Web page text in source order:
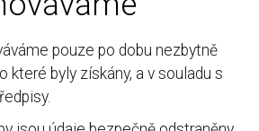
pouze po dobu nezbytně
které byly získány, a v souladu s